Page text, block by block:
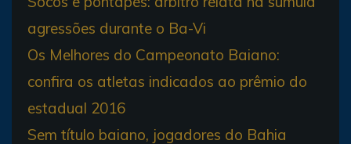
agressões durante o Ba-Vi
Os Melhores do Campeonato Baiano:
confira os atletas indicados ao prêmio do
estadual 2016
Sem título baiano, jogadores do Bahia